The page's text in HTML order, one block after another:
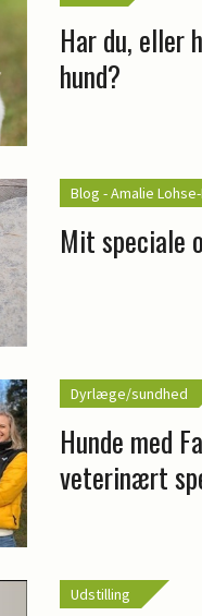
Har du, eller
hund?
Blog - Amalie
Mit speciale
Dyrlæge/sundhed
Hunde med
veterinært
Udstilling